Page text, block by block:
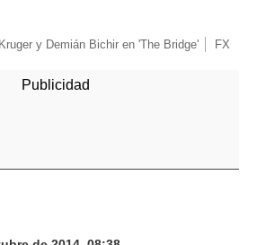
y Demián Bichir en 'The Bridge' FX